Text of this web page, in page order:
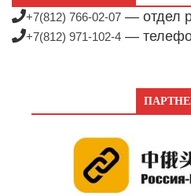
+7(812) 766-02-07 — отдел
+7(812) 971-102-4 —